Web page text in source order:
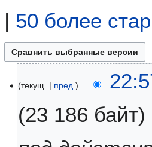
| 50 более
текущ. пред.
23 186 байт